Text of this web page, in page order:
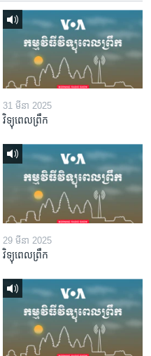
31 មីនា 2025
វិទ្យុពេលព្រឹក
29 មីនា 2025
វិទ្យុពេលព្រឹក